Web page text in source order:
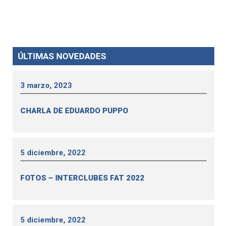
ÚLTIMAS NOVEDADES
3 marzo, 2023
CHARLA DE EDUARDO PUPPO
5 diciembre, 2022
FOTOS – INTERCLUBES FAT 2022
5 diciembre, 2022